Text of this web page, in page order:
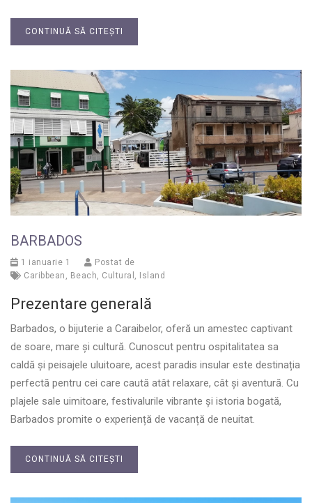
CONTINUĂ SĂ CITEȘTI
BARBADOS
1 ianuarie 1
Postat de
Caribbean , Beach, Cultural , Island
Prezentare generală
Barbados, o bijuterie a Caraibelor, oferă un amestec captivant
de soare, mare și cultură. Cunoscut pentru ospitalitatea sa
caldă și peisajele uluitoare, acest paradis insular este destinația
perfectă pentru cei care caută atât relaxare, cât și aventură. Cu
plajele sale uimitoare, festivalurile vibrante și istoria bogată,
Barbados promite o experiență de vacanță de neuitat.
CONTINUĂ SĂ CITEȘTI